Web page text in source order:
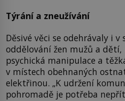
Týrání a zneužívání
Děsivé věci se odehrávaly i
oddělování žen mužů a dětí,
psychická manipulace a
v místech obehnaných
elektřinou. „K udržení
pohromadě je potřeba